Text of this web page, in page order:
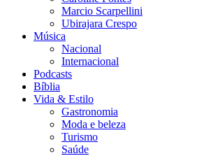
Marcio Scarpellini
Ubirajara Crespo
Música
Nacional
Internacional
Podcasts
Bíblia
Vida & Estilo
Gastronomia
Moda e beleza
Turismo
Saúde